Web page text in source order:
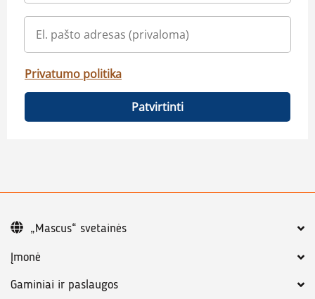
Privatumo politika
Patvirtinti
Įmonė
Gaminiai ir paslaugos
„Mascus“ svetainės